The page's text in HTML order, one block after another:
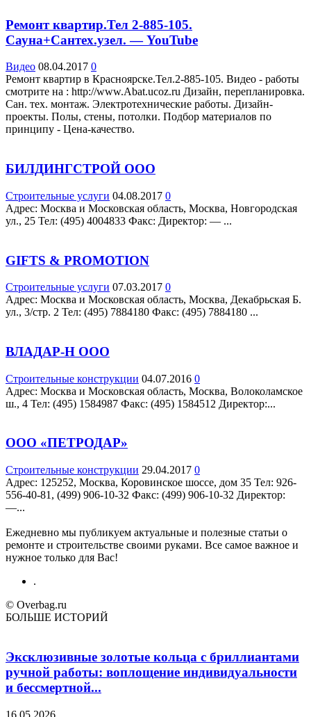
Ремонт квартир.Тел 2-885-105.
Сауна+Сантех.узел. — YouTube
Видео 08.04.2017 0
Ремонт квартир в Красноярске.Тел.2-885-105. Видео - работы
смотрите на : http://www.Abat.ucoz.ru Дизайн, перепланировка.
Сан. тех. монтаж. Электротехнические работы. Дизайн-
проекты. Полы, стены, потолки. Подбор материалов по
принципу - Цена-качество.
БИЛДИНГСТРОЙ ООО
Строительные услуги 04.08.2017 0
Адрес: Москва и Московская область, Москва, Новгородская
ул., 25 Teл: (495) 4004833 Факс: Директор: — ...
GIFTS & PROMOTION
Строительные услуги 07.03.2017 0
Адрес: Москва и Московская область, Москва, Декабрьская Б.
ул., 3/стр. 2 Teл: (495) 7884180 Факс: (495) 7884180 ...
ВЛАДАР-Н ООО
Строительные конструкции 04.07.2016 0
Адрес: Москва и Московская область, Москва, Волоколамское
ш., 4 Teл: (495) 1584987 Факс: (495) 1584512 Директор:...
ООО «ПЕТРОДАР»
Строительные конструкции 29.04.2017 0
Адрес: 125252, Москва, Коровинское шоссе, дом 35 Teл: 926-
556-40-81, (499) 906-10-32 Факс: (499) 906-10-32 Директор:
—...
Ежедневно мы публикуем актуальные и полезные статьи о
ремонте и строительстве своими руками. Все самое важное и
нужное только для Вас!
.
© Overbag.ru
БОЛЬШЕ ИСТОРИЙ
Эксклюзивные золотые кольца с бриллиантами
ручной работы: воплощение индивидуальности
и бессмертной...
16.05.2026